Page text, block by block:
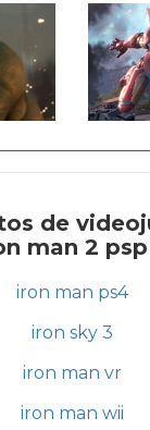
de
man 2 psp
iron man ps4
iron sky 3
iron man vr
iron man wii